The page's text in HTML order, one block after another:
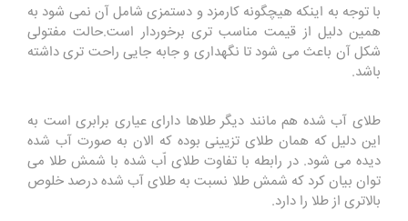
با توجه به اینکه هیچگونه کارمزد و دستمزی شامل آن نمی شود به
همین دلیل از قیمت مناسب تری برخوردار است.حالت مفتولی
شکل آن باعث می شود تا نگهداری و جابه جایی راحت تری داشته
باشد.
طلای آب شده هم مانند دیگر طلاها دارای عیاری برابری است به
این دلیل که همان طلای تزیینی بوده که الان به صورت آب شده
دیده می شود. در رابطه با تفاوت طلای اّب شده با شمش طلا می
توان بیان کرد که شمش طلا نسبت به طلای آب شده درصد خلوص
بالاتری از طلا را دارد.